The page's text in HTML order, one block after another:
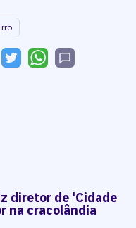
diretor de 'Cidade
na cracolândia